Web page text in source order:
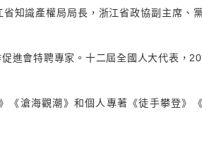
知識產權局局長，浙江省政協副主席、
進會特聘專家。十二屆全國人大代表，
《滄海觀潮》和個人專著《徒手攀登》